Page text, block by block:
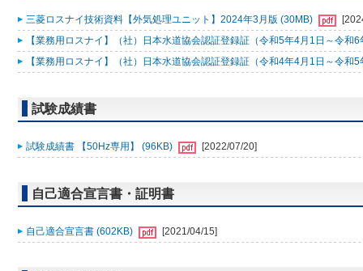
三菱ロスナイ技術資料【外気処理ユニット】2024年3月版 (30MB)
【業務用ロスナイ】（社）日本水道協会認証登録証（令和5年4月1日～令和
【業務用ロスナイ】（社）日本水道協会認証登録証（令和4年4月1日～令和
試験成績書
試験成績書 【50Hz専用】 (96KB) [2022/07/20]
自己適合宣言書・証明書
自己適合宣言書 (602KB) [2021/04/15]